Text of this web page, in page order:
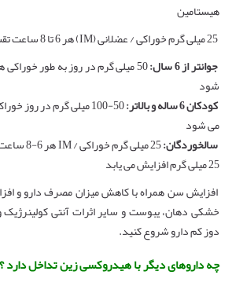
هیستامین
جوانتر از 6 سال:
شود
کودکان 6 ساله و بالاتر:
می شود
سالخوردگان:
25 میلی گرم افزایش می یابد
افزایش سن همراه با کاهش میزان مصرف دارو و
خشکی دهان، یبوست و سایر اثرات آنتی
دوز کم دارو شروع کنید.
چه داروهای دیگر با هیدروکسی زین تداخل دارد ؟